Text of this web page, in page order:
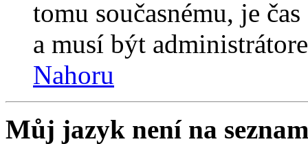
tomu současnému, je
a musí být
Nahoru
Můj jazyk není na